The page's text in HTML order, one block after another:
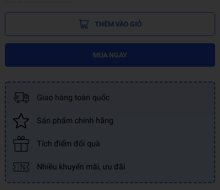
THÊM VÀO GIỎ
MUA NGAY
Giao hàng toàn quốc
Sản phẩm chính hãng
Tích điểm đổi quà
Nhiều khuyến mãi, ưu đãi